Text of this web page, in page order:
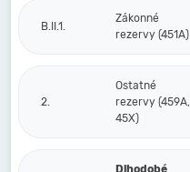
B.II.1.
Zákonné
rezervy (451A)
2.
Ostatné
rezervy (459A,
45X)
Dlhodobé